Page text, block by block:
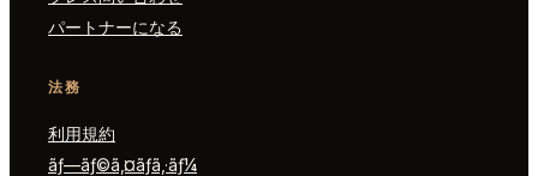
パートナーになる
法務
利用規約
ãƒ—ãƒ©ã‚¤ãƒã‚·ãƒ¼